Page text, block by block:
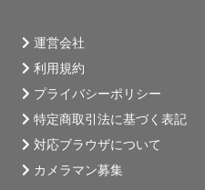
運営会社
利用規約
プライバシーポリシー
特定商取引法に基づく表記
対応ブラウザについて
カメラマン募集